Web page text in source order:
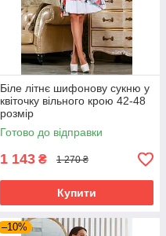
Біле літнє шифонову сукню у
квіточку вільного крою 42-48
розмір
Готово до відправки
1 143 ₴ 1 270 ₴
Купити
–10%